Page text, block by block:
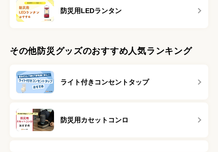
防災用LEDランタン
その他防災グッズのおすすめ人気ランキング
ライト付きコンセントタップ
防災用カセットコンロ